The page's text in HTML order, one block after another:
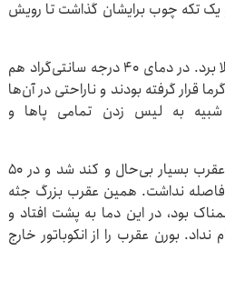
و یک تکه چوب برایشان گذاشت تا رویش
او به تدریج دمای انکوباتور را بالا برد. در دمای 40 درجه سانتی‌گراد هم
قرار گرفته بودند و ناراحتی در آن‌ها
به لیس زدن تمامی پاها و
در دمای 45 درجه سانتی‌گراد، عقرب بسیار بی‌حال و کند شد و در 50
فاصله نداشت. همین عقرب بزرگ جثه
بود، در این دما به پشت افتاد و
بورن عقرب را از انکوباتور خارج